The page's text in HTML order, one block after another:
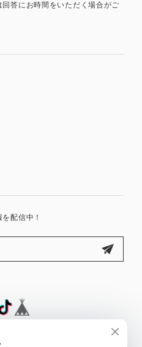
答にお時間をいただく場合がご
配信中！